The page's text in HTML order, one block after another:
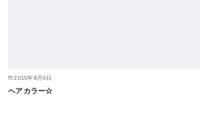
2015年8月6日
ヘアカラー☆